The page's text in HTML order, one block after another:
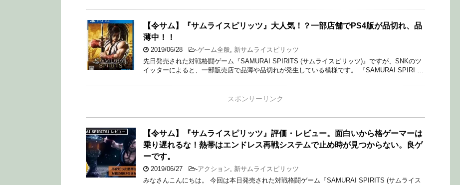
【令サム】『サムライスピリッツ』大人気！？一部店舗でPS4版が品切れ、品
薄中！！
2019/06/28 -ゲーム全般, 新サムライスピリッツ
先日発売された対戦格闘ゲーム『SAMURAI SPIRITS (サムライスピリッツ)』ですが、SNKのツ
イッターによると、一部販売店で品薄や品切れが発生している模様です。 『SAMURAI SPIRI …
スポンサーリンク
【令サム】『サムライスピリッツ』評価・レビュー。面白いから格ゲーマーは
乗り遅れるな！熱帯はエンドレス再戦システムで止め時が見つからない。良ゲ
ーです。
2019/06/27 -アクション, 新サムライスピリッツ
みなさんこんにちは。 今回は本日発売された対戦格闘ゲーム『SAMURAI SPIRITS (サムライス